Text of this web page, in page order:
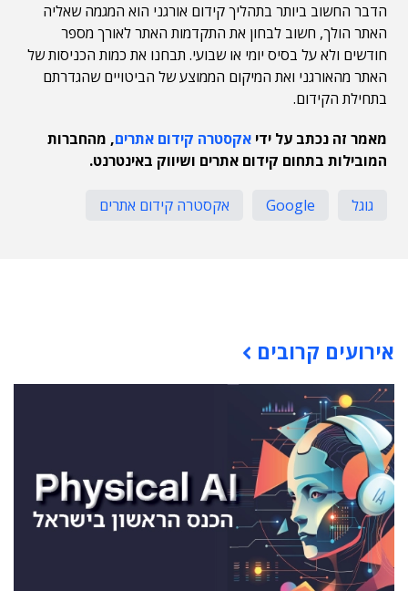
הדבר החשוב ביותר בתהליך קידום אורגני הוא המגמה שאליה
האתר הולך, חשוב לבחון את התקדמות האתר לאורך מספר
חודשים ולא על בסיס יומי או שבועי. תבחנו את כמות הכניסות של
האתר מהאורגני ואת המיקום הממוצע של הביטויים שהגדרתם
בתחילת הקידום.
מאמר זה נכתב על ידי אקסטרה קידום אתרים, מהחברות
המובילות בתחום קידום אתרים ושיווק באינטרנט.
גוגל Google אקסטרה קידום אתרים
אירועים קרובים